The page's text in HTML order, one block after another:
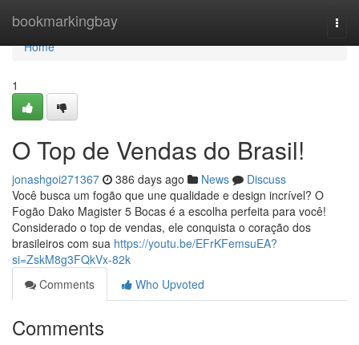
bookmarkingbay
Home
Home
1
O Top de Vendas do Brasil!
jonashgoi271367 386 days ago News
Discuss
Você busca um fogão que une qualidade e design incrível? O
Fogão Dako Magister 5 Bocas é a escolha perfeita para você!
Considerado o top de vendas, ele conquista o coração dos
brasileiros com sua https://youtu.be/EFrKFemsuEA?
si=ZskM8g3FQkVx-82k
Comments
Who Upvoted
Comments